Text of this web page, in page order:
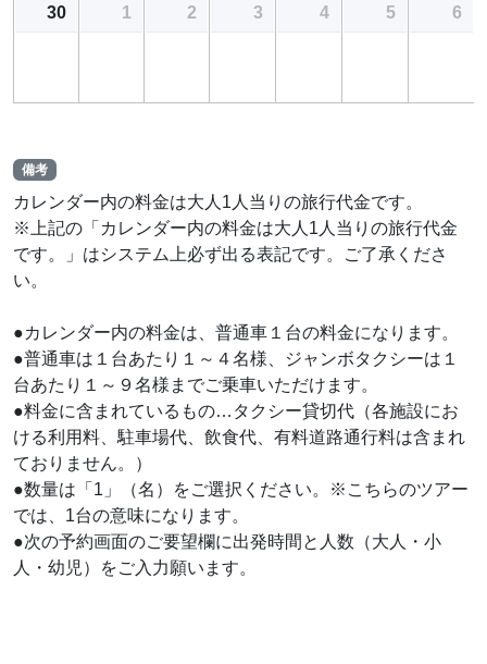
30 1 2 3 4 5 6
備考
カレンダー内の料金は大人1人当りの旅行代金です。
※上記の「カレンダー内の料金は大人1人当りの旅行代金
です。」はシステム上必ず出る表記です。ご了承くださ
い。
●カレンダー内の料金は、普通車１台の料金になります。
●普通車は１台あたり１～４名様、ジャンボタクシーは１
台あたり１～９名様までご乗車いただけます。
●料金に含まれているもの…タクシー貸切代（各施設にお
ける利用料、駐車場代、飲食代、有料道路通行料は含まれ
ておりません。）
●数量は「1」（名）をご選択ください。※こちらのツアー
では、1台の意味になります。
●次の予約画面のご要望欄に出発時間と人数（大人・小
人・幼児）をご入力願います。